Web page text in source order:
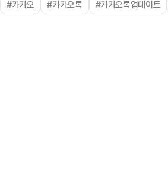
#카카오 #카카오톡 #카카오톡업데이트